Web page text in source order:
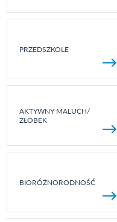
PRZEDSZKOLE
AKTYWNY MALUCH/
ŻŁOBEK
BIORÓŻNORODNOŚĆ